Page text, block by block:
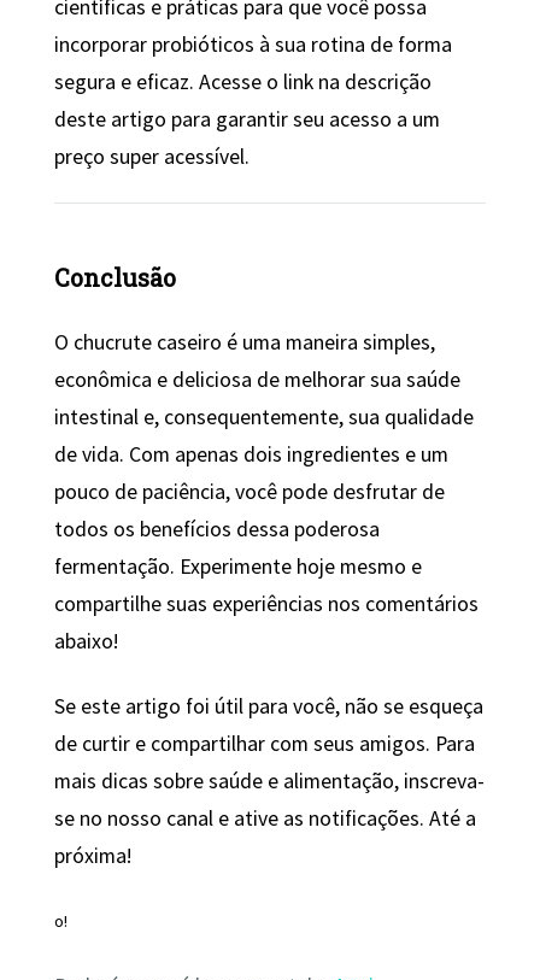
científicas e práticas para que você possa
incorporar probióticos à sua rotina de forma
segura e eficaz. Acesse o link na descrição
deste artigo para garantir seu acesso a um
preço super acessível.
Conclusão
O chucrute caseiro é uma maneira simples,
econômica e deliciosa de melhorar sua saúde
intestinal e, consequentemente, sua qualidade
de vida. Com apenas dois ingredientes e um
pouco de paciência, você pode desfrutar de
todos os benefícios dessa poderosa
fermentação. Experimente hoje mesmo e
compartilhe suas experiências nos comentários
abaixo!
Se este artigo foi útil para você, não se esqueça
de curtir e compartilhar com seus amigos. Para
mais dicas sobre saúde e alimentação, inscreva-
se no nosso canal e ative as notificações. Até a
próxima!
o!